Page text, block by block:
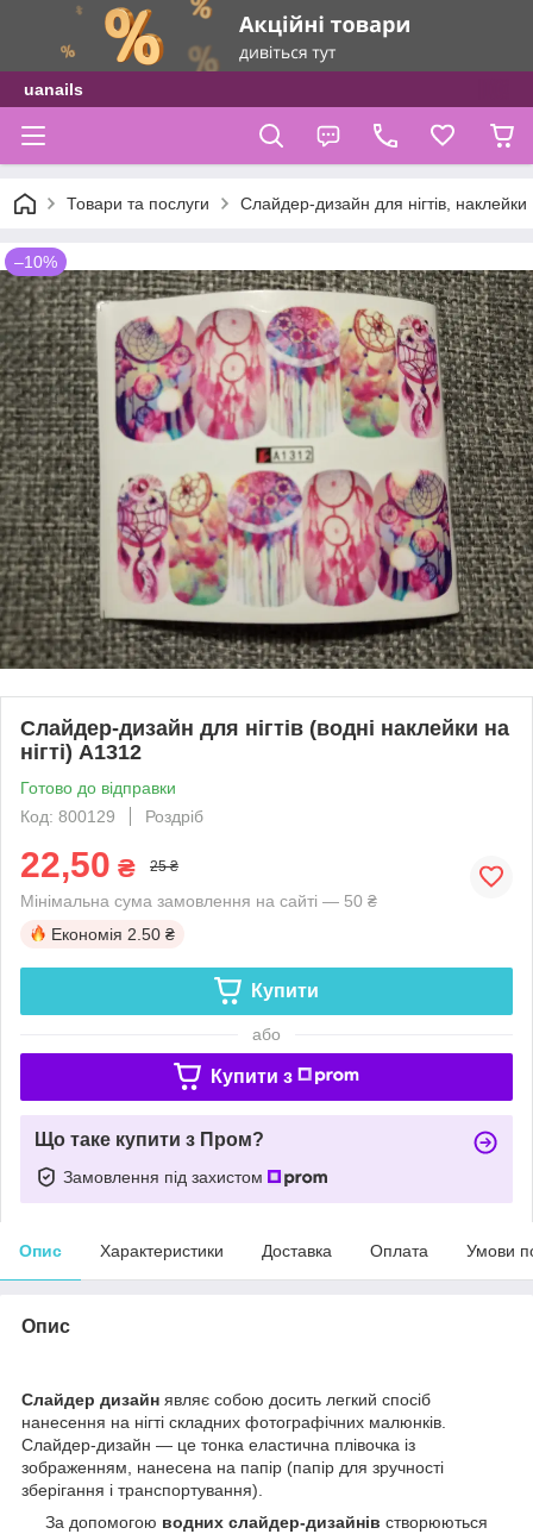
uanails
Товари та послуги Слайдер-дизайн для нігтів, наклейки
–10%
Слайдер-дизайн для нігтів (водні наклейки на
нігті) A1312
Готово до відправки
Код: 800129
Роздріб
22,50 ₴ 25 ₴
Мінімальна сума замовлення на сайті — 50 ₴
Економія 2.50 ₴
Купити
або
Купити з
Що таке купити з Пром?
Замовлення під захистом
Опис Характеристики Доставка Оплата Умови
Опис
Слайдер дизайн являє собою досить легкий спосіб
нанесення на нігті складних фотографічних малюнків.
Слайдер-дизайн — це тонка еластична плівочка із
зображенням, нанесена на папір (папір для зручності
зберігання і транспортування).
За допомогою водних слайдер-дизайнів створюються